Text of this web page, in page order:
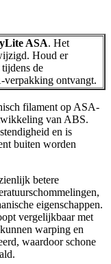
ASA. Het
Houd er
de
ontvangt.
filament op ASA-
van ABS.
en is
buiten worden
betere
eigenschappen.
vergelijkbaar met
warping en
waardoor schone